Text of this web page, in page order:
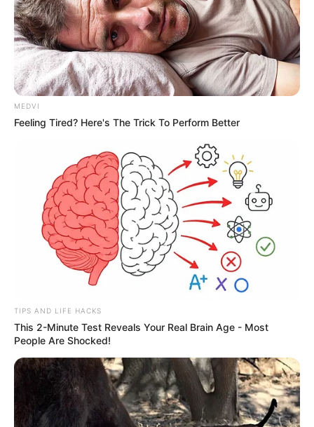
MEDVI
Feeling Tired? Here's The Trick To Perform Better
TIPS AND LIFE HACKS
This 2-Minute Test Reveals Your Real Brain Age - Most
People Are Shocked!